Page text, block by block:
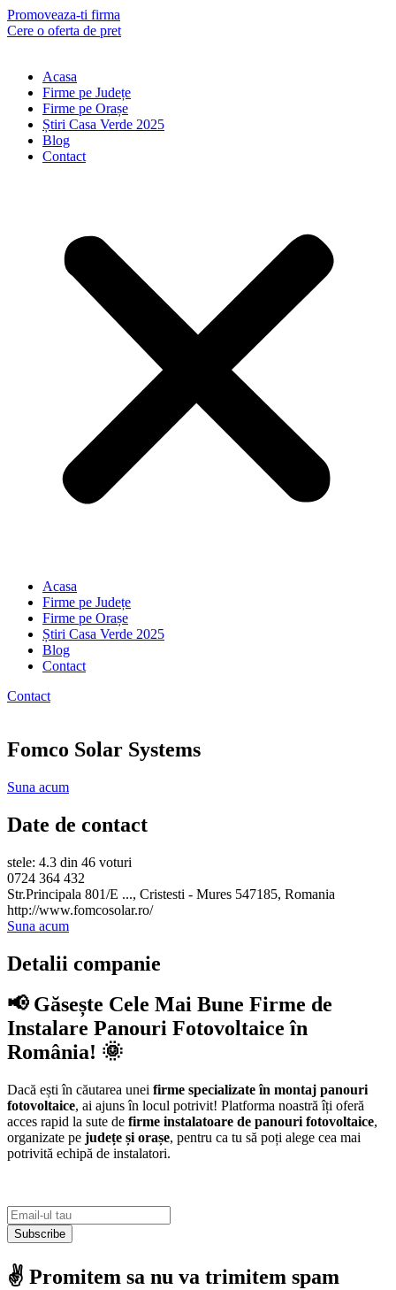
Skip
to
Promoveaza-ti firma
Cere o oferta de pret
Acasa
Firme pe Județe
Firme pe Orașe
Știri Casa Verde 2025
Blog
Contact
Acasa
Firme pe Județe
Firme pe Orașe
Știri Casa Verde 2025
Blog
Contact
Contact
Fomco Solar Systems
Suna acum
Date de contact
stele: 4.3 din 46 voturi
0724 364 432
Str.Principala 801/E ..., Cristesti - Mures 547185, Romania
http://www.fomcosolar.ro/
Suna acum
Detalii companie
📢 Găsește Cele Mai Bune Firme de
Instalare Panouri Fotovoltaice în
România! 🌞
Dacă ești în căutarea unei firme specializate în montaj panouri
fotovoltaice, ai ajuns în locul potrivit! Platforma noastră îți oferă
acces rapid la sute de firme instalatoare de panouri fotovoltaice,
organizate pe județe și orașe, pentru ca tu să poți alege cea mai
potrivită echipă de instalatori.
Subscribe
✌️ Promitem sa nu va trimitem spam